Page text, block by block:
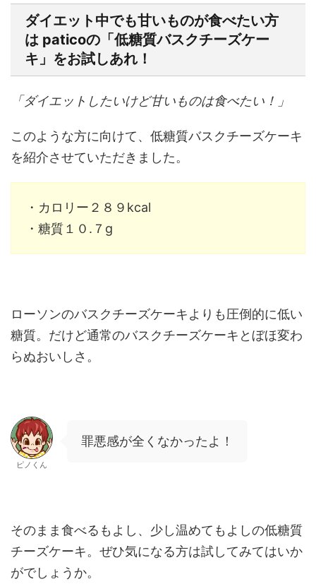
ダイエット中でも甘いものが食べたい方
は paticoの「低糖質バスクチーズケー
キ」をお試しあれ！
「ダイエットしたいけど甘いものは食べたい！」
このような方に向けて、低糖質バスクチーズケーキ
を紹介させていただきました。
・カロリー２８９kcal
・糖質１０.７g
ローソンのバスクチーズケーキよりも圧倒的に低い
糖質。だけど通常のバスクチーズケーキとぼほ変わ
らぬおいしさ。
ピノくん
罪悪感が全くなかったよ！
そのまま食べるもよし、少し温めてもよしの低糖質
チーズケーキ。ぜひ気になる方は試してみてはいか
がでしょうか。